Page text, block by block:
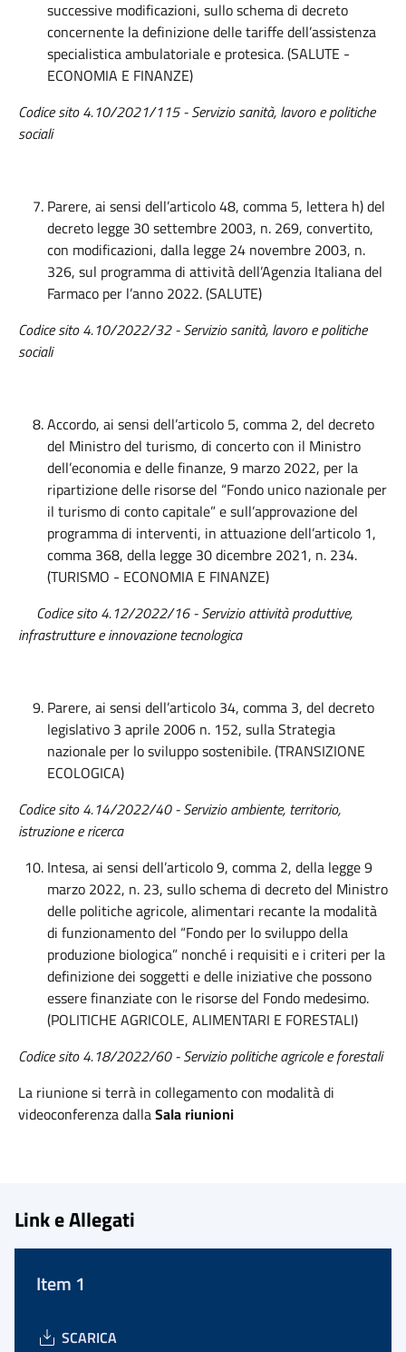
successive modificazioni, sullo schema di decreto
concernente la definizione delle tariffe dell’assistenza
specialistica ambulatoriale e protesica. (SALUTE -
ECONOMIA E FINANZE)
Codice sito 4.10/2021/115 - Servizio sanità, lavoro e politiche
sociali
Parere, ai sensi dell’articolo 48, comma 5, lettera h) del
decreto legge 30 settembre 2003, n. 269, convertito,
con modificazioni, dalla legge 24 novembre 2003, n.
326, sul programma di attività dell’Agenzia Italiana del
Farmaco per l’anno 2022. (SALUTE)
Codice sito 4.10/2022/32 - Servizio sanità, lavoro e politiche
sociali
Accordo, ai sensi dell’articolo 5, comma 2, del decreto
del Ministro del turismo, di concerto con il Ministro
dell’economia e delle finanze, 9 marzo 2022, per la
ripartizione delle risorse del “Fondo unico nazionale per
il turismo di conto capitale” e sull’approvazione del
programma di interventi, in attuazione dell’articolo 1,
comma 368, della legge 30 dicembre 2021, n. 234.
(TURISMO - ECONOMIA E FINANZE)
Codice sito 4.12/2022/16 - Servizio attività produttive,
infrastrutture e innovazione tecnologica
Parere, ai sensi dell’articolo 34, comma 3, del decreto
legislativo 3 aprile 2006 n. 152, sulla Strategia
nazionale per lo sviluppo sostenibile. (TRANSIZIONE
ECOLOGICA)
Codice sito 4.14/2022/40 - Servizio ambiente, territorio,
istruzione e ricerca
Intesa, ai sensi dell’articolo 9, comma 2, della legge 9
marzo 2022, n. 23, sullo schema di decreto del Ministro
delle politiche agricole, alimentari recante la modalità
di funzionamento del “Fondo per lo sviluppo della
produzione biologica” nonché i requisiti e i criteri per la
definizione dei soggetti e delle iniziative che possono
essere finanziate con le risorse del Fondo medesimo.
(POLITICHE AGRICOLE, ALIMENTARI E FORESTALI)
Codice sito 4.18/2022/60 - Servizio politiche agricole e forestali
La riunione si terrà in collegamento con modalità di
videoconferenza dallaSala riunioni
Link e Allegati
Item 1
SCARICA